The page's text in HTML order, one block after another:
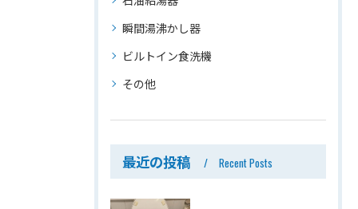
瞬間湯沸かし器
ビルトイン食洗機
その他
最近の投稿 Recent Posts